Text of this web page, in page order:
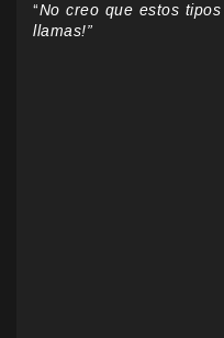
“No creo que estos
llamas!”